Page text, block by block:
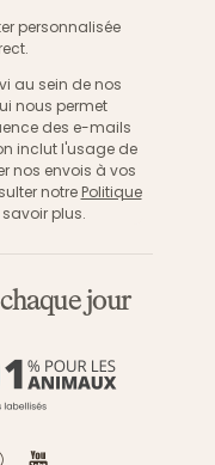
personnalisée
au sein de nos
nous permet
des e-mails
inclut l'usage de
nos envois à vos
notre Politique
plus.
jour